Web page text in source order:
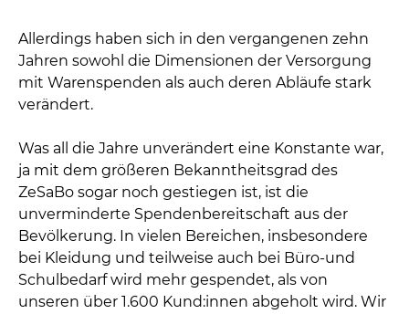
Allerdings haben sich in den vergangenen zehn
Jahren sowohl die Dimensionen der Versorgung
mit Warenspenden als auch deren Abläufe stark
verändert.
Was all die Jahre unverändert eine Konstante war,
ja mit dem größeren Bekanntheitsgrad des
ZeSaBo sogar noch gestiegen ist, ist die
unverminderte Spendenbereitschaft aus der
Bevölkerung. In vielen Bereichen, insbesondere
bei Kleidung und teilweise auch bei Büro-und
Schulbedarf wird mehr gespendet, als von
unseren über 1.600 Kund:innen abgeholt wird. Wir